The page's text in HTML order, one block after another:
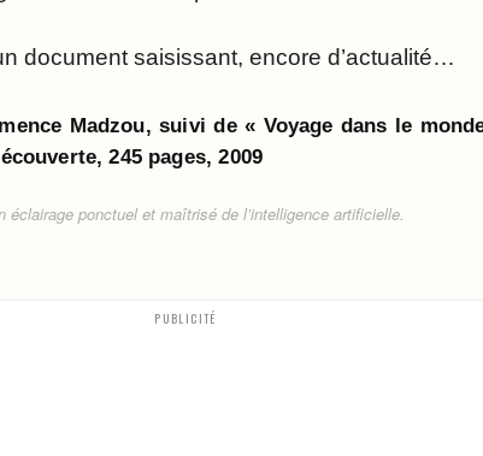
document saisissant, encore d’actualité…
Madzou, suivi de « Voyage dans le
245 pages, 2009
éclairage ponctuel et maîtrisé de l’intelligence artificielle.
PUBLICITÉ